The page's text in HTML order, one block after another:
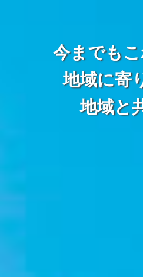
今までも
地域に寄
地域と